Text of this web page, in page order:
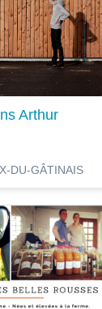
Arthur
DU-GÂTINAIS